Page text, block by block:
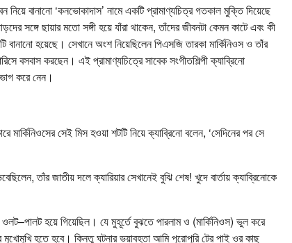
নিয়ে বানানো ‘কনভোকাদাস’ নামে একটি প্রামাণ্যচিত্র গতকাল মুক্তি দিয়েছে
সঙ্গে ছায়ার মতো সঙ্গী হয়ে যাঁরা থাকেন, তাঁদের জীবনটা কেমন কাটে এবং কী
বানানো হয়েছে। সেখানে অংশ নিয়েছিলেন পিএসজি তারকা মার্কিনিওস ও তাঁর
বসবাস করছেন। এই প্রামাণ্যচিত্রে সাবেক সংগীতশিল্পী ক্যাব্রিনো
করে নেন।
মার্কিনিওসের সেই মিস হওয়া শটটি নিয়ে ক্যাব্রিনো বলেন, ‘সেদিনের পর সে
তাঁর জাতীয় দলে ক্যারিয়ার সেখানেই বুঝি শেষ! খুদে বার্তায় ক্যাব্রিনোকে
ওলট–পালট হয়ে গিয়েছিল। যে মুহূর্তে বুঝতে পারলাম ও (মার্কিনিওস) ভুল করে
হতে হবে। কিন্তু ঘটনার ভয়াবহতা আমি পুরোপুরি টের পাই ওর কাছ